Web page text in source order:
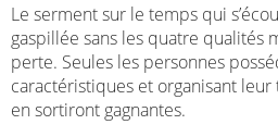
Le serment sur le temps qui
gaspillée sans les quatre qualités
perte. Seules les personnes
caractéristiques et organisant
en sortiront gagnantes.